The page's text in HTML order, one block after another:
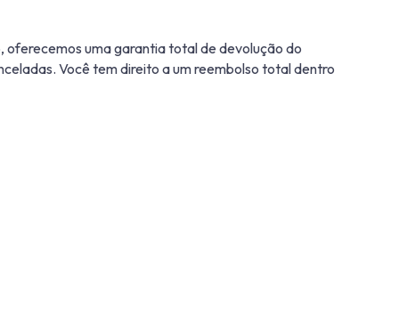
oferecemos uma garantia total de devolução do
Você tem direito a um reembolso total dentro